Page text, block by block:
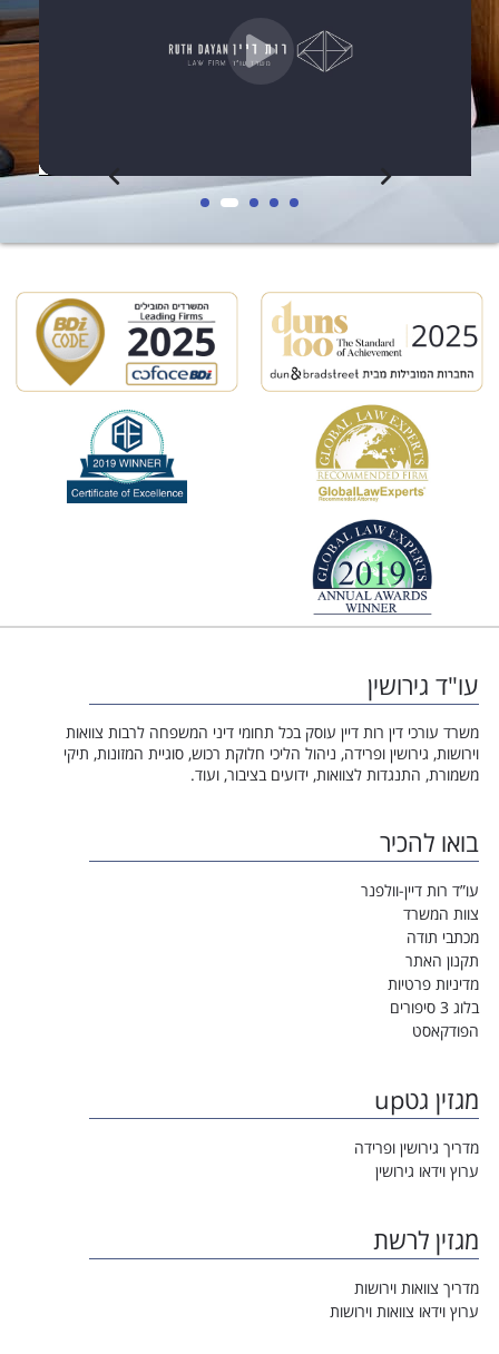
עו"ד גירושין
משרד עורכי דין רות דיין עוסק בכל תחומי דיני המשפחה לרבות צוואות
וירושות, גירושין ופרידה, ניהול הליכי חלוקת רכוש, סוגיית המזונות, תיקי
משמורת, התנגדות לצוואות, ידועים בציבור, ועוד.
בואו להכיר
עו”ד רות דיין-וולפנר
צוות המשרד
מכתבי תודה
תקנון האתר
מדיניות פרטיות
בלוג 3 סיפורים
הפודקאסט
מגזין גטup
מדריך גירושין ופרידה
ערוץ וידאו גירושין
מגזין לרשת
מדריך צוואות וירושות
ערוץ וידאו צוואות וירושות